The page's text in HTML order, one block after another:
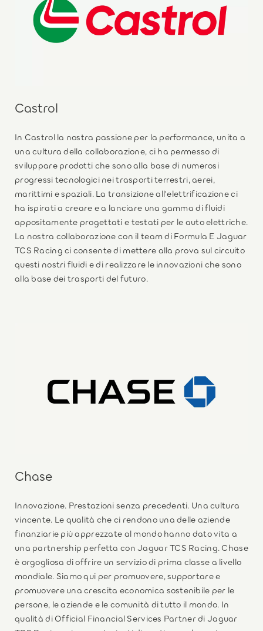
Castrol
In Castrol la nostra passione per la performance, unita a
una cultura della collaborazione, ci ha permesso di
sviluppare prodotti che sono alla base di numerosi
progressi tecnologici nei trasporti terrestri, aerei,
marittimi e spaziali. La transizione all'elettrificazione ci
ha ispirati a creare e a lanciare una gamma di fluidi
appositamente progettati e testati per le auto elettriche.
La nostra collaborazione con il team di Formula E Jaguar
TCS Racing ci consente di mettere alla prova sul circuito
questi nostri fluidi e di realizzare le innovazioni che sono
alla base dei trasporti del futuro.
Chase
Innovazione. Prestazioni senza precedenti. Una cultura
vincente. Le qualità che ci rendono una delle aziende
finanziarie più apprezzate al mondo hanno dato vita a
una partnership perfetta con Jaguar TCS Racing. Chase
è orgogliosa di offrire un servizio di prima classe a livello
mondiale. Siamo qui per promuovere, supportare e
promuovere una crescita economica sostenibile per le
persone, le aziende e le comunità di tutto il mondo. In
qualità di Official Financial Services Partner di Jaguar